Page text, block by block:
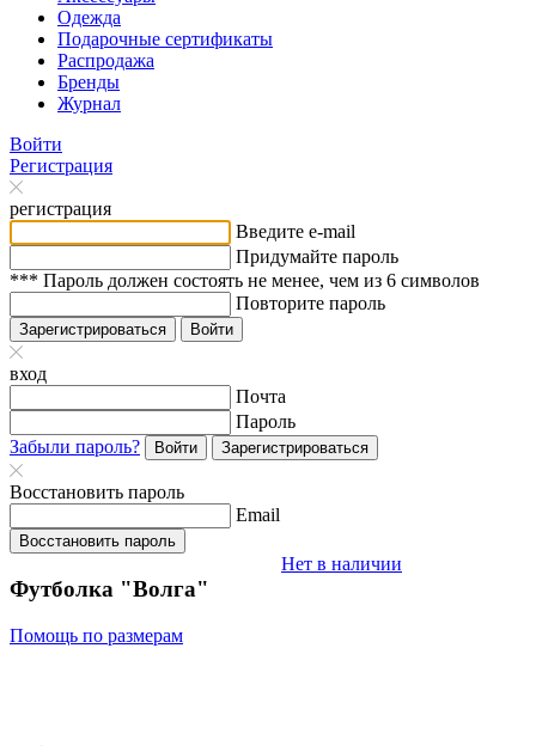
Одежда
Подарочные сертификаты
Распродажа
Бренды
Журнал
Войти
Регистрация
регистрация
Введите e-mail
Придумайте пароль
*** Пароль должен состоять не менее, чем из 6 символов
Повторите пароль
Зарегистрироваться Войти
вход
Почта
Пароль
Забыли пароль?
Войти Зарегистрироваться
Восстановить пароль
Email
Восстановить пароль
Футболка "Волга"
Помощь по размерам
Нет в наличии